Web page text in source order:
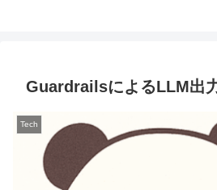
GuardrailsによるLLM出
Tech